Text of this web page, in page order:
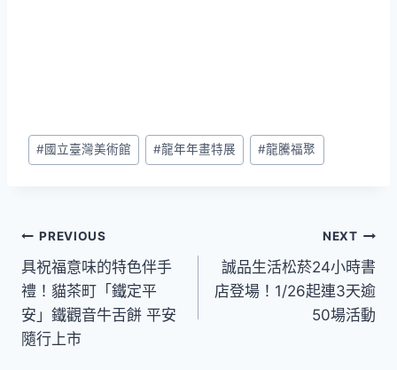
Post
Tags:
#國立臺灣美術館 #龍年年畫特展 #龍騰福聚
文
章
導
覽
PREVIOUS
具祝福意味的特色伴手
禮！貓茶町「鐵定平
安」鐵觀音牛舌餅 平安
隨行上市
NEXT
誠品生活松菸24小時書
店登場！1/26起連3天逾
50場活動